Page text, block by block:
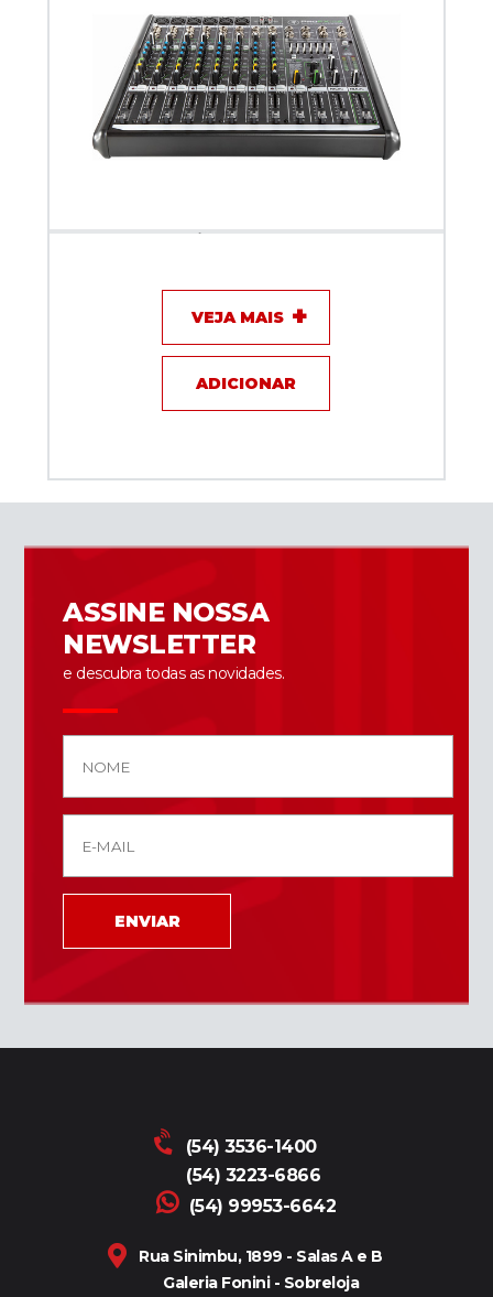
VEJA MAIS
ADICIONAR
ASSINE NOSSA
NEWSLETTER
e descubra todas as novidades.
ENVIAR
(54) 3536-1400
(54) 3223-6866
(54) 99953-6642
Rua Sinimbu, 1899 - Salas A e B
Galeria Fonini - Sobreloja